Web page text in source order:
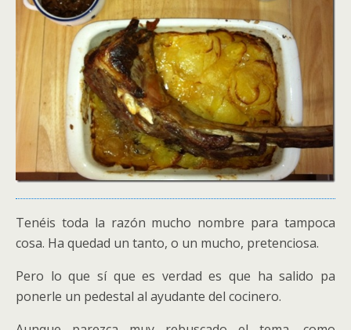
Tenéis toda la razón mucho nombre para tampoca
cosa. Ha quedad un tanto, o un mucho, pretenciosa.
Pero lo que sí que es verdad es que ha salido pa
ponerle un pedestal al ayudante del cocinero.